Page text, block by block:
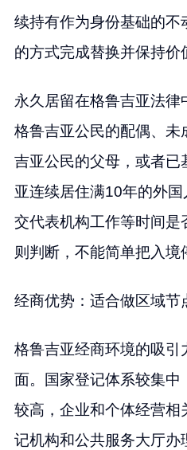
续持有作为身份基础的不
的方式完成替换并保持价
永久居留在格鲁吉亚法律
格鲁吉亚公民的配偶、未
吉亚公民的父母，或者已
亚连续居住满10年的外
交代表机构工作等时间是
则判断，不能简单把入境
经商优势：适合做区域节
格鲁吉亚经商环境的吸引
面。国家登记体系较集中
较高，企业和个体经营相
记机构和公共服务大厅办